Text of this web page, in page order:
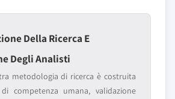
Della Ricerca E
Degli Analisti
metodologia di ricerca è costruita
competenza umana, validazione